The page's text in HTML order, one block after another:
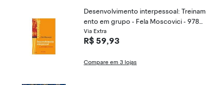
Desenvolvimento interpessoal: Treinam
ento em grupo - Fela Moscovici - 9788
503009737
Via Extra
R$ 59,93
Compare em 3 lojas